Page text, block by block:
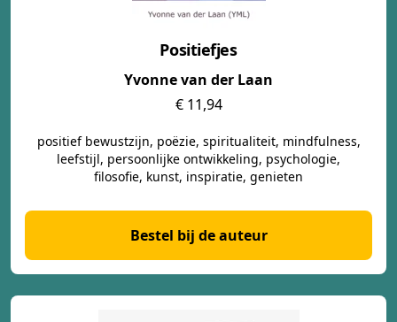
Positiefjes
Yvonne van der Laan
€ 11,94
positief bewustzijn, poëzie, spiritualiteit, mindfulness,
leefstijl, persoonlijke ontwikkeling, psychologie,
filosofie, kunst, inspiratie, genieten
Bestel bij de auteur